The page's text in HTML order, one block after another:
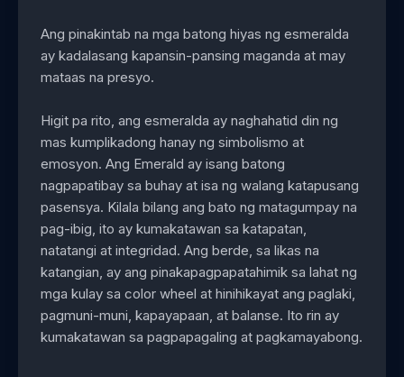
Ang pinakintab na mga batong hiyas ng esmeralda
ay kadalasang kapansin-pansing maganda at may
mataas na presyo.
Higit pa rito, ang esmeralda ay naghahatid din ng
mas kumplikadong hanay ng simbolismo at
emosyon. Ang Emerald ay isang batong
nagpapatibay sa buhay at isa ng walang katapusang
pasensya. Kilala bilang ang bato ng matagumpay na
pag-ibig, ito ay kumakatawan sa katapatan,
natatangi at integridad. Ang berde, sa likas na
katangian, ay ang pinakapagpapatahimik sa lahat ng
mga kulay sa color wheel at hinihikayat ang paglaki,
pagmuni-muni, kapayapaan, at balanse. Ito rin ay
kumakatawan sa pagpapagaling at pagkamayabong.